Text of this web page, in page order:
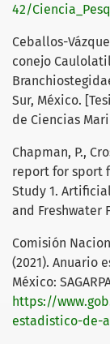
42/
Ceballos-
conejo
Sur, México.
de Ciencias
Chapman, P.,
report for sport
Study 1.
and Freshwater
Comisión
(2021). Anuario
México:
https://
estadistico-de-